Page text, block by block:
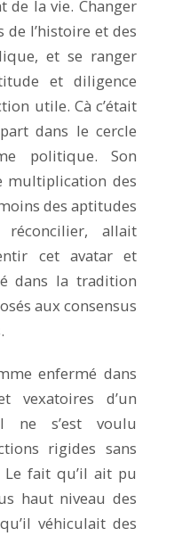
de la vie. Changer
l’histoire et des
et se ranger
et diligence
utile. Cà c’était
dans le cercle
politique. Son
multiplication des
des aptitudes
allait
cet avatar et
dans la tradition
aux consensus
enfermé dans
vexatoires d’un
ne s’est voulu
rigides sans
fait qu’il ait pu
haut niveau des
véhiculait des